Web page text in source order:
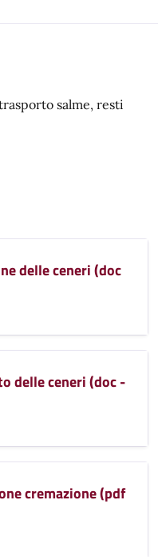
salme, resti
delle ceneri (doc
delle ceneri (doc -
cremazione (pdf